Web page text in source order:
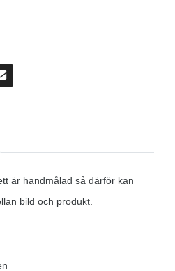
är handmålad så därför kan
bild och produkt.